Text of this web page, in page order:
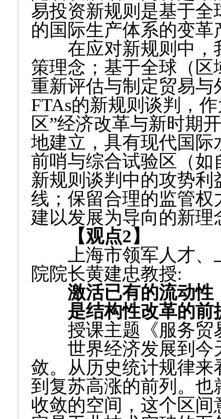
易投资新规则是基于
的国际生产体系的变革
在应对新规则中，
策理念；基于全球（
重新评估与制定贸易
FTAs的新规则谈判，
区”经济改革与新时期
地建立，具有现代国
前哨与综合试验区（
新规则谈判中的攻势
线；保留合理的监管
建以发展为导向的新理
【观点2】
上海市领军人才、
院院长黄建忠教授:
激活已有的流动性
是结构性改革的前
授课主题《服务贸
世界经济发展到今
敛。从历史统计规律
到复苏高涨的前列。
收敛的空间，这个区